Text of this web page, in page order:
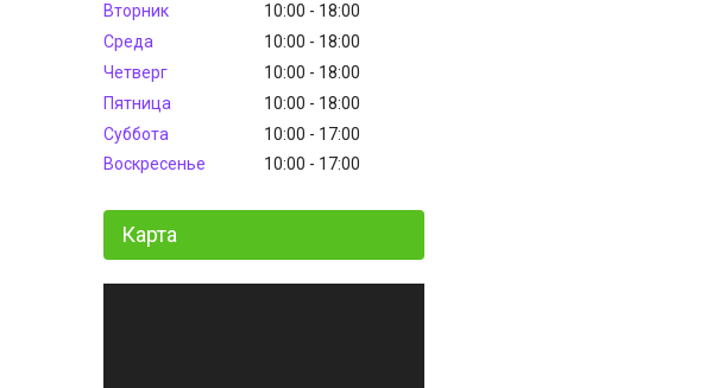
Вторник
10:00
18:00
Среда
10:00
18:00
Четверг
10:00
18:00
Пятница
10:00
18:00
Суббота
10:00
17:00
Воскресенье
10:00 17:00
Карта